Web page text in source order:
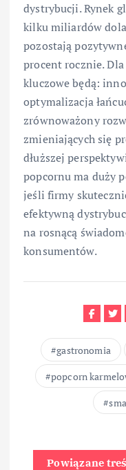
dystrybucji. Rynek
kilku miliardów
pozostają
procent rocznie.
kluczowe będą:
optymalizacja
zrównoważony
zmieniających się
dłuższej
popcornu ma duży
jeśli firmy
efektywną
na rosnącą
konsumentów.
gastronomia
popcorn
Powiązane